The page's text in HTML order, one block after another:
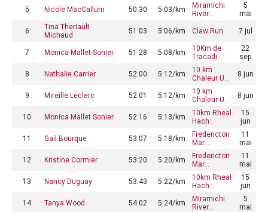
5 Nicole MacCallum 50:30 5:03/km
Miramichi
River…
5
mai
6
Tina Theriault
Michaud
51:03 5:06/km Claw Run 7 jul
7 Monica Mallet-Sonier 51:28 5:08/km
10Km de
Tracadi…
22
sep
8 Nathalie Carrier 52:00 5:12/km
10 km
Chaleur U…
8 jun
9 Mireille Leclerc 52:01 5:12/km
10 km
Chaleur U…
8 jun
10 Monica Mallet Sonier 52:16 5:13/km
10km Rheal
Hach…
15
jun
11 Gail Bourque 53:07 5:18/km
Fredericton
Mar…
11
mai
12 Kristine Cormier 53:20 5:20/km
Fredericton
Mar…
11
mai
13 Nancy Duguay 53:43 5:22/km
10km Rheal
Hach…
15
jun
14 Tanya Wood 54:02 5:24/km
Miramichi
River…
5
mai